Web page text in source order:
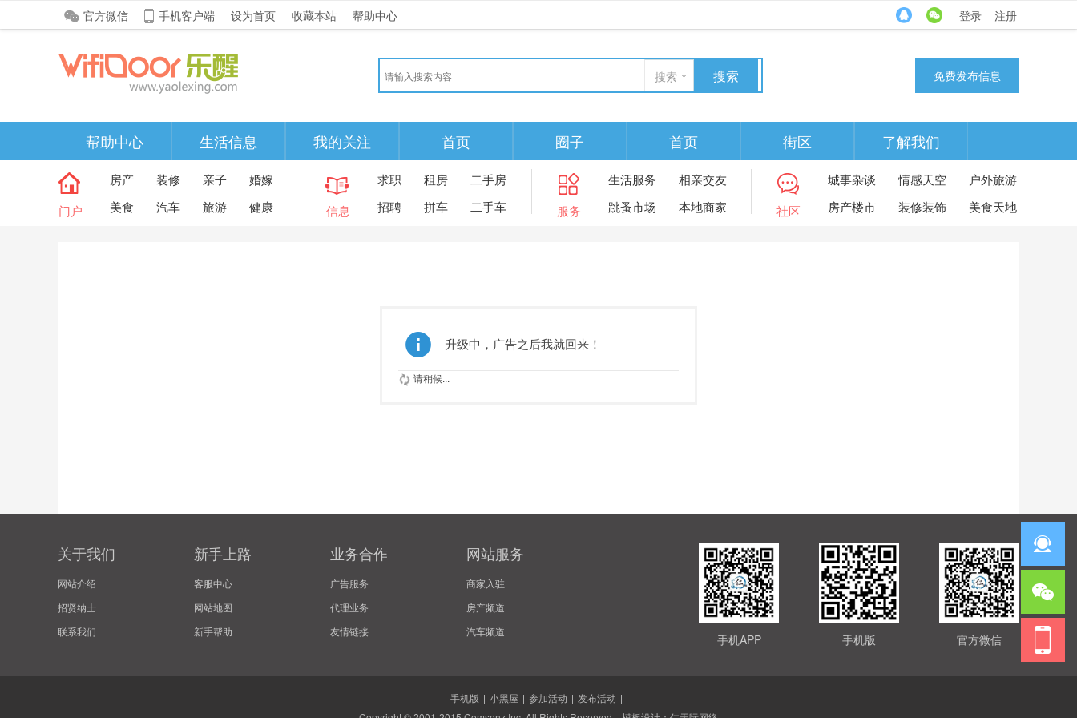
官方微信 手机客户端 设为首页 收藏本站 帮助中心 登录 注册
搜索 搜索 免费发布信息
帮助中心 生活信息 我的关注 首页 圈子 首页 街区 了解我们
门户
房产 装修 亲子
婚嫁
美食
汽车 旅游 健康 信息
求职 租房
二手房
招聘
拼车 二手车 服务
生活服务
相亲交友
跳蚤市场
本地商家 社区
城事杂谈 情感天空
户外旅游
房产楼市
装修装饰 美食天地
升级中，广告之后我就回来！
请稍候...
关于我们
网站介绍
招贤纳士
联系我们
新手上路
客服中心
网站地图
新手帮助
业务合作
广告服务
代理业务
友情链接
网站服务
商家入驻
房产频道
汽车频道
官方微信
手机版
手机APP
手机版 | 小黑屋 | 参加活动 | 发布活动 |